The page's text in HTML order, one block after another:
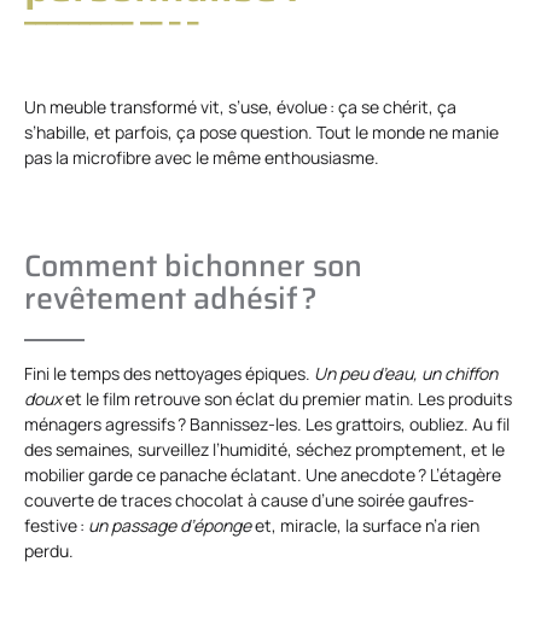
Un meuble transformé vit, s’use, évolue : ça se chérit, ça
s’habille, et parfois, ça pose question. Tout le monde ne manie
pas la microfibre avec le même enthousiasme.
Comment bichonner son
revêtement adhésif ?
Fini le temps des nettoyages épiques. Un peu d’eau, un chiffon
douxet le film retrouve son éclat du premier matin. Les produits
ménagers agressifs ? Bannissez-les. Les grattoirs, oubliez. Au fil
des semaines, surveillez l’humidité, séchez promptement, et le
mobilier garde ce panache éclatant. Une anecdote ? L’étagère
couverte de traces chocolat à cause d’une soirée gaufres-
festive : un passage d’épongeet, miracle, la surface n’a rien
perdu.